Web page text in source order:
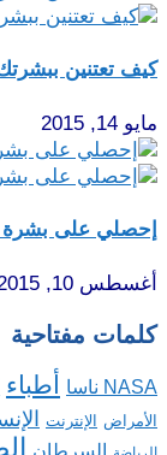
كيف تعتنين
مايو 14, 2015
إحصلي على بشرة
أغسطس 10, 2015
كلمات مفتاحية
NASA ناسا أطباء
الأمراض الإنترنت
الرياضة السرطان